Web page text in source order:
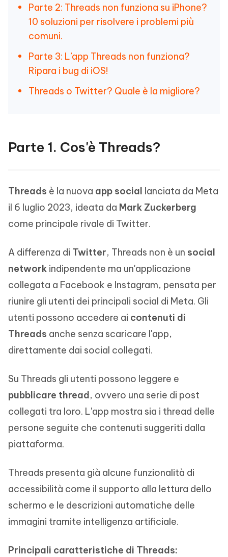
Parte 2: Threads non funziona su iPhone?
10 soluzioni per risolvere i problemi più
comuni.
Parte 3: L’app Threads non funziona?
Ripara i bug di iOS!
Threads o Twitter? Quale è la migliore?
Parte 1. Cos'è Threads?
Threads è la nuova app social lanciata da Meta
il 6 luglio 2023, ideata da Mark Zuckerberg
come principale rivale di Twitter.
A differenza di Twitter, Threads non è un social
network indipendente ma un'applicazione
collegata a Facebook e Instagram, pensata per
riunire gli utenti dei principali social di Meta. Gli
utenti possono accedere ai contenuti di
Threads anche senza scaricare l'app,
direttamente dai social collegati.
Su Threads gli utenti possono leggere e
pubblicare thread, ovvero una serie di post
collegati tra loro. L'app mostra sia i thread delle
persone seguite che contenuti suggeriti dalla
piattaforma.
Threads presenta già alcune funzionalità di
accessibilità come il supporto alla lettura dello
schermo e le descrizioni automatiche delle
immagini tramite intelligenza artificiale.
Principali caratteristiche di Threads: